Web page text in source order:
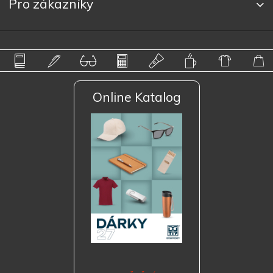
Pro zákazníky
Online Katalog